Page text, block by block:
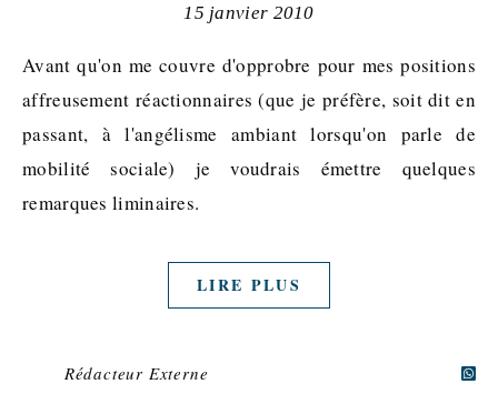
15 janvier 2010
Avant qu'on me couvre d'opprobre pour mes positions
affreusement réactionnaires (que je préfère, soit dit en
passant, à l'angélisme ambiant lorsqu'on parle de
mobilité sociale) je voudrais émettre quelques
remarques liminaires.
LIRE PLUS
Rédacteur Externe